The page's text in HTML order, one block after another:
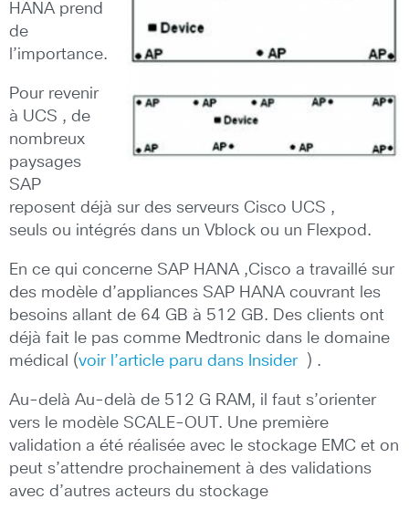
HANA prend
de
l’importance.
Pour revenir
à UCS , de
nombreux
paysages
SAP
reposent déjà sur des serveurs Cisco UCS ,
seuls ou intégrés dans un Vblock ou un Flexpod.
En ce qui concerne SAP HANA ,Cisco a travaillé sur
des modèle d’appliances SAP HANA couvrant les
besoins allant de 64 GB à 512 GB. Des clients ont
déjà fait le pas comme Medtronic dans le domaine
médical (voir l’article paru dans Insider ) .
Au-delà Au-delà de 512 G RAM, il faut s’orienter
vers le modèle SCALE-OUT. Une première
validation a été réalisée avec le stockage EMC et on
peut s’attendre prochainement à des validations
avec d’autres acteurs du stockage